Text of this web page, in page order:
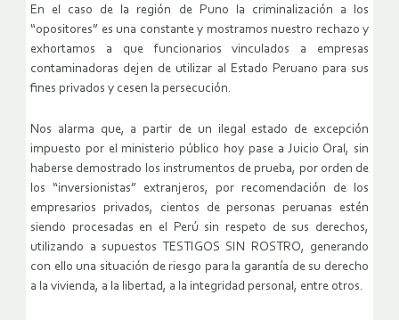
En el caso de la región de Puno la criminalización a los
“opositores” es una constante y mostramos nuestro rechazo y
exhortamos a que funcionarios vinculados a empresas
contaminadoras dejen de utilizar al Estado Peruano para sus
fines privados y cesen la persecución.
Nos alarma que, a partir de un ilegal estado de excepción
impuesto por el ministerio público hoy pase a Juicio Oral, sin
haberse demostrado los instrumentos de prueba, por orden de
los “inversionistas” extranjeros, por recomendación de los
empresarios privados, cientos de personas peruanas estén
siendo procesadas en el Perú sin respeto de sus derechos,
utilizando a supuestos TESTIGOS SIN ROSTRO, generando
con ello una situación de riesgo para la garantía de su derecho
a la vivienda, a la libertad, a la integridad personal, entre otros.